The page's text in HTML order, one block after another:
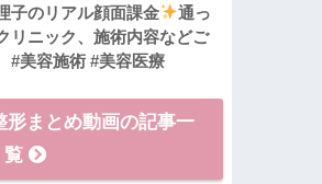
子のリアル顔面課金
通っ
リニック、施術内容などご
美容施術 #美容医療
形まとめ動画の記事一
覧